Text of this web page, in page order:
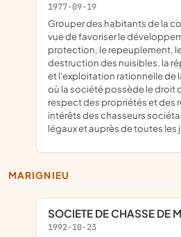
1977-09-19
grouper des habitants de la commune de Magnieu, en
vue de favoriser le
protection, le repeuplement,
destruction des nuisibles, la
et l'exploitation rationnelle de
où la société possède le droit
respect des propriétés et des
intérêts des chasseurs
légaux et auprès de toutes les
MARIGNIEU
SOCIETE DE CHASSE DE
1992-10-23